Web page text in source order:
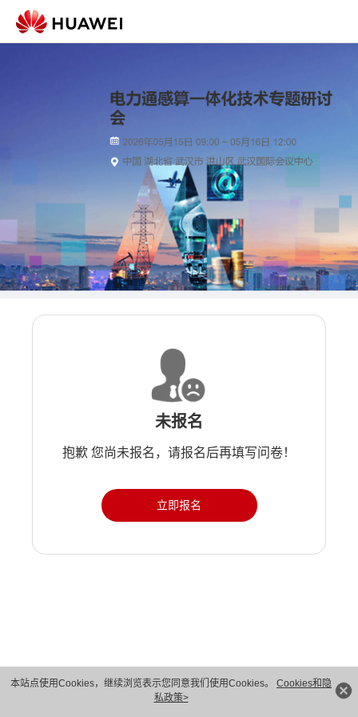
本站点使用Cookies，继续浏览表示您同意我们使用Cookies。 Cookies和隐
私政策>
未报名
抱歉 您尚未报名，请报名后再填写问卷！
立即报名
版权所有 © 华为技术有限公司 1998-2026。 保留一切权利。粤A2-20044005号
隐私保护
法律声明